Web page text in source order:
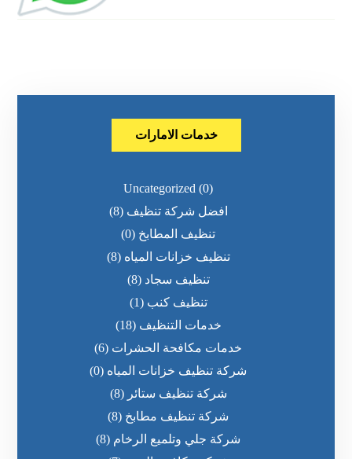
خدمات الامارات
Uncategorized (0)
افضل شركة تنظيف (8)
تنظيف المطابخ (0)
تنظيف خزانات المياه (8)
تنظيف سجاد (8)
تنظيف كنب (1)
خدمات التنظيف (18)
خدمات مكافحة الحشرات (6)
شركة تنظيف خزانات المياه (0)
شركة تنظيف ستائر (8)
شركة تنظيف مطابخ (8)
شركة جلي وتلميع الرخام (8)